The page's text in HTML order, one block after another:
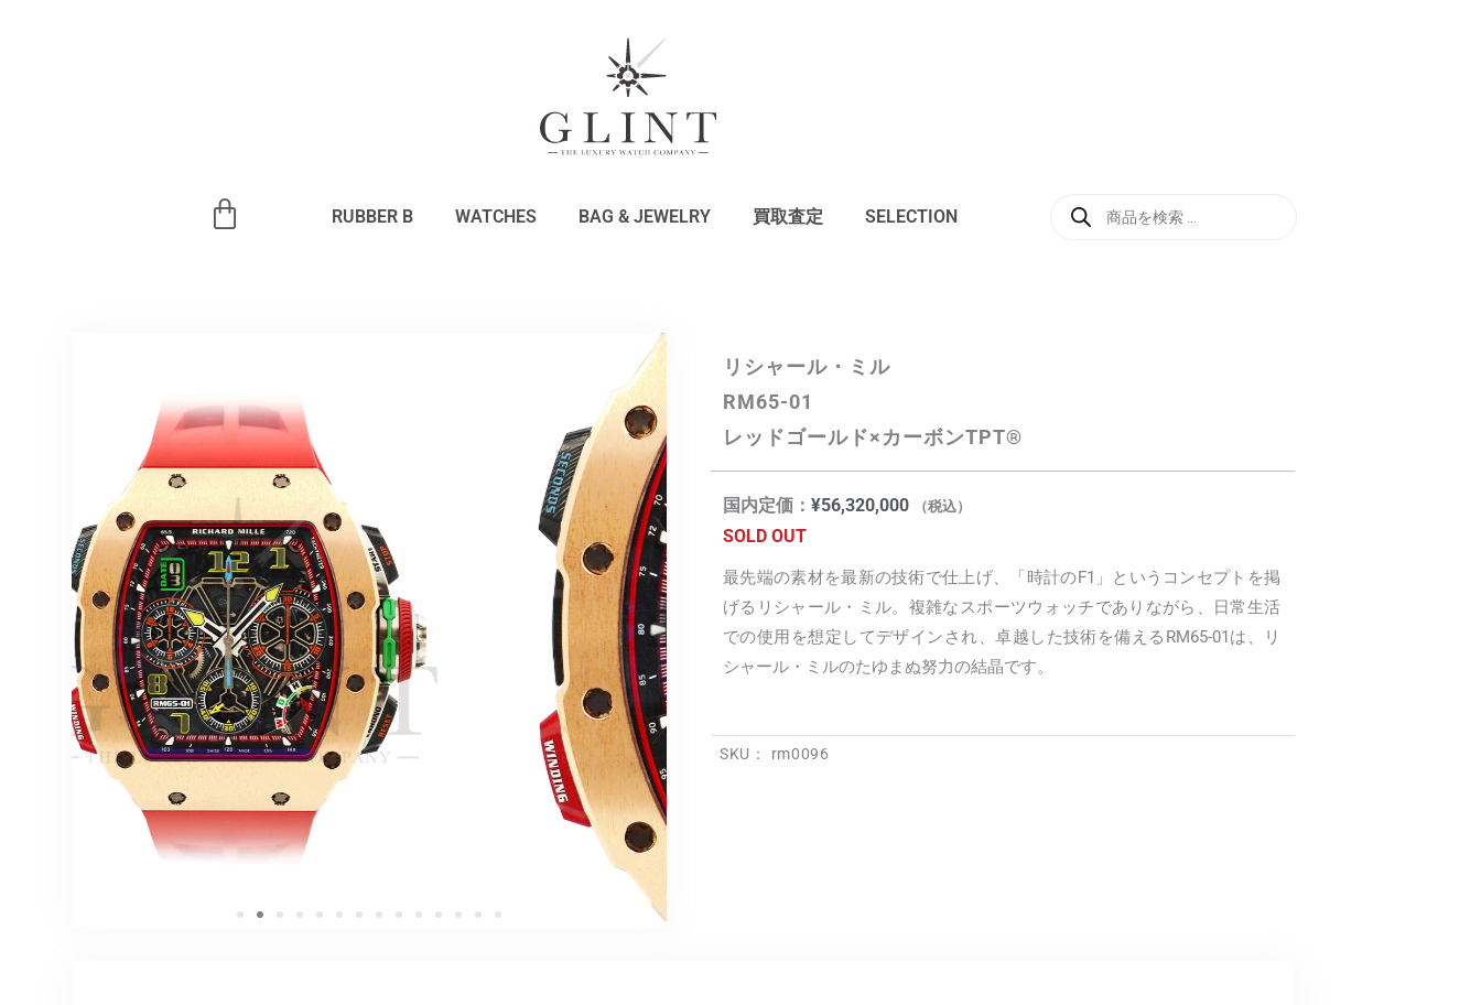
RUBBER B WATCHES BAG & JEWELRY 買取査定 SELECTION
リシャール・ミル
RM65-01
レッドゴールド×カーボンTPT®
国内定価： ¥56,320,000 （税込）
SOLD OUT
最先端の素材を最新の技術で仕上げ、「時計のF1」というコンセプトを掲
げるリシャール・ミル。複雑なスポーツウォッチでありながら、日常生活
での使用を想定してデザインされ、卓越した技術を備えるRM65-01は、リ
シャール・ミルのたゆまぬ努力の結晶です。
SKU： rm0096